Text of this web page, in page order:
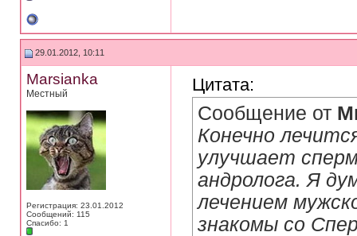
29.01.2012, 10:11
Marsianka
Местный
Регистрация: 23.01.2012
Сообщений: 115
Спасибо: 1
Цитата:
Сообщение от
Конечно
улучшает
андролога. Я
лечением
знакомы со